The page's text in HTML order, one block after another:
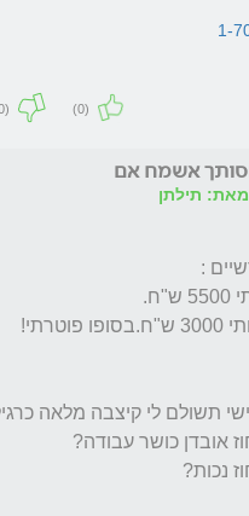
1-
(0)
(0)
אשמח אם